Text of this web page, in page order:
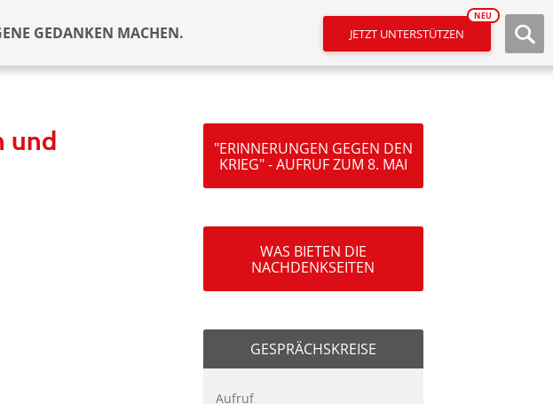
GEDANKEN MACHEN. JETZT UNTERSTÜTZEN
NEU
und
"ERINNERUNGEN GEGEN DEN
KRIEG" - AUFRUF ZUM 8. MAI
WAS BIETEN DIE
NACHDENKSEITEN
GESPRÄCHSKREISE
Aufruf